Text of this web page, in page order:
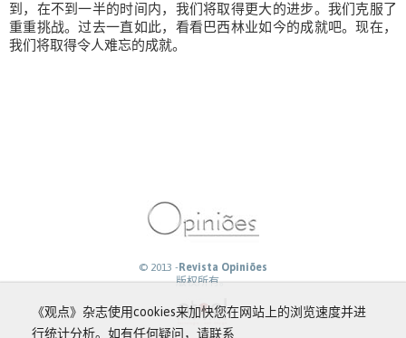
到，在不到一半的时间内，我们将取得更大的进步。我们克服了
重重挑战。过去一直如此，看看巴西林业如今的成就吧。现在，
我们将取得令人难忘的成就。
© 2013 -Revista Opiniões
版权所有。
《观点》杂志使用cookies来加快您在网站上的浏览速度并进
行统计分析。如有任何疑问，请联系